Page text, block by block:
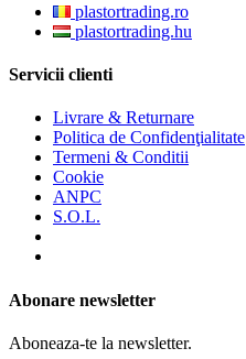
plastortrading.ro
plastortrading.hu
Servicii clienti
Livrare & Returnare
Politica de Confidenţialitate
Termeni & Conditii
Cookie
ANPC
S.O.L.
Abonare newsletter
Aboneaza-te la newsletter.